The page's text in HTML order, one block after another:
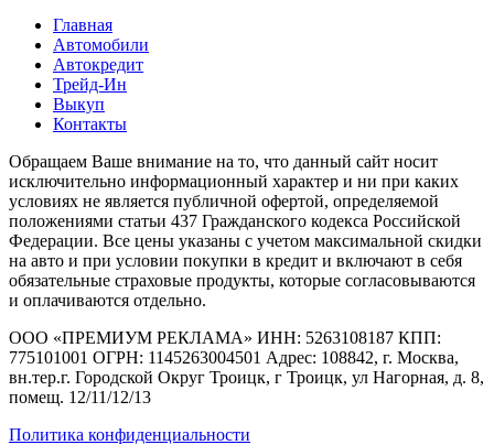
Главная
Автомобили
Автокредит
Трейд-Ин
Выкуп
Контакты
Обращаем Ваше внимание на то, что данный сайт носит
исключительно информационный характер и ни при каких
условиях не является публичной офертой, определяемой
положениями статьи 437 Гражданского кодекса Российской
Федерации. Все цены указаны с учетом максимальной скидки
на авто и при условии покупки в кредит и включают в себя
обязательные страховые продукты, которые согласовываются
и оплачиваются отдельно.
ООО «ПРЕМИУМ РЕКЛАМА» ИНН: 5263108187 КПП:
775101001 ОГРН: 1145263004501 Адрес: 108842, г. Москва,
вн.тер.г. Городской Округ Троицк, г Троицк, ул Нагорная, д. 8,
помещ. 12/11/12/13
Политика конфиденциальности